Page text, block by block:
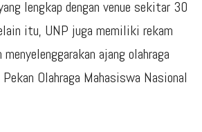
lengkap dengan venue sekitar 30
itu, UNP juga memiliki rekam
ajang olahraga
Olahraga Mahasiswa Nasional